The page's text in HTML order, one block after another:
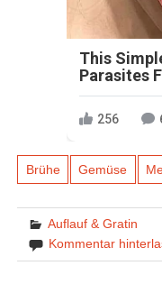
This
Parasites
256
Brühe Gemüse
Auflauf & Gratin
Kommentar